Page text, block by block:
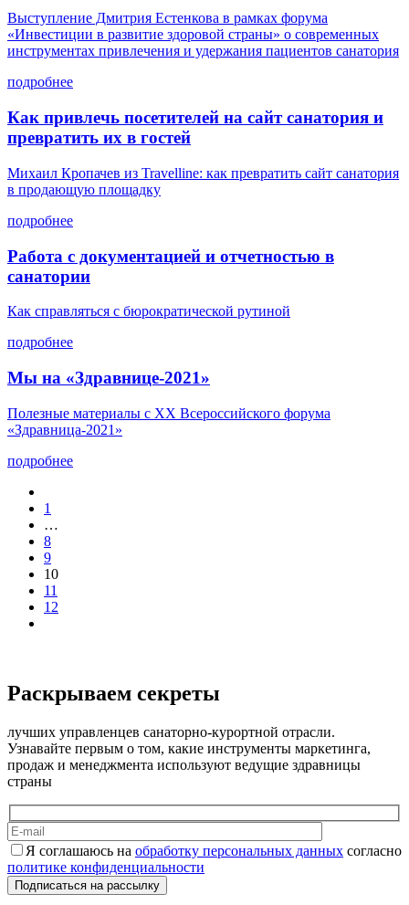
Выступление Дмитрия Естенкова в рамках форума
«Инвестиции в развитие здоровой страны» о современных
инструментах привлечения и удержания пациентов санатория
подробнее
Как привлечь посетителей на сайт санатория и
превратить их в гостей
Михаил Кропачев из Travelline: как превратить сайт санатория
в продающую площадку
подробнее
Работа с документацией и отчетностью в
санатории
Как справляться с бюрократической рутиной
подробнее
Мы на «Здравнице-2021»
Полезные материалы с XX Всероссийского форума
«Здравница-2021»
подробнее
1
…
8
9
10
11
12
Раскрываем секреты
лучших управленцев санаторно-курортной отрасли.
Узнавайте первым о том, какие инструменты маркетинга,
продаж и менеджмента используют ведущие здравницы
страны
Я соглашаюсь на обработку персональных данных согласно
политике конфиденциальности